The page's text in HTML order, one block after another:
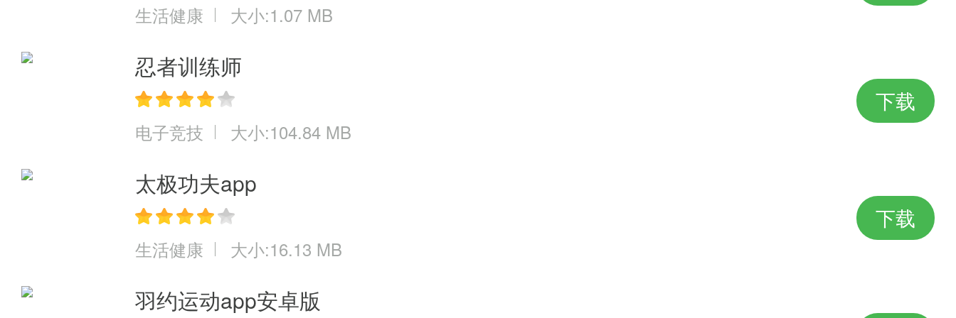
生活健康 大小:1.07 MB
忍者训练师
电子竞技 大小:104.84 MB
下载
太极功夫app
生活健康 大小:16.13 MB
下载
羽约运动app安卓版